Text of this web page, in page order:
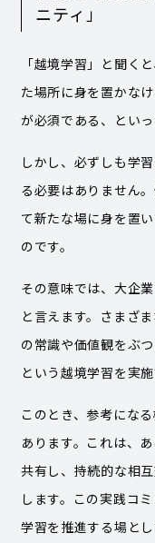
ニティ」
「越境学習」と聞く
た場所に身を置かな
が必須である、とい
しかし、必ずしも学
る必要はありません
て新たな場に身を置
のです。
その意味では、大企
と言えます。さまざ
の常識や価値観をぶ
という越境学習を実
このとき、参考にな
あります。これは、
共有し、持続的な相
します。この実践コ
学習を推進する場と